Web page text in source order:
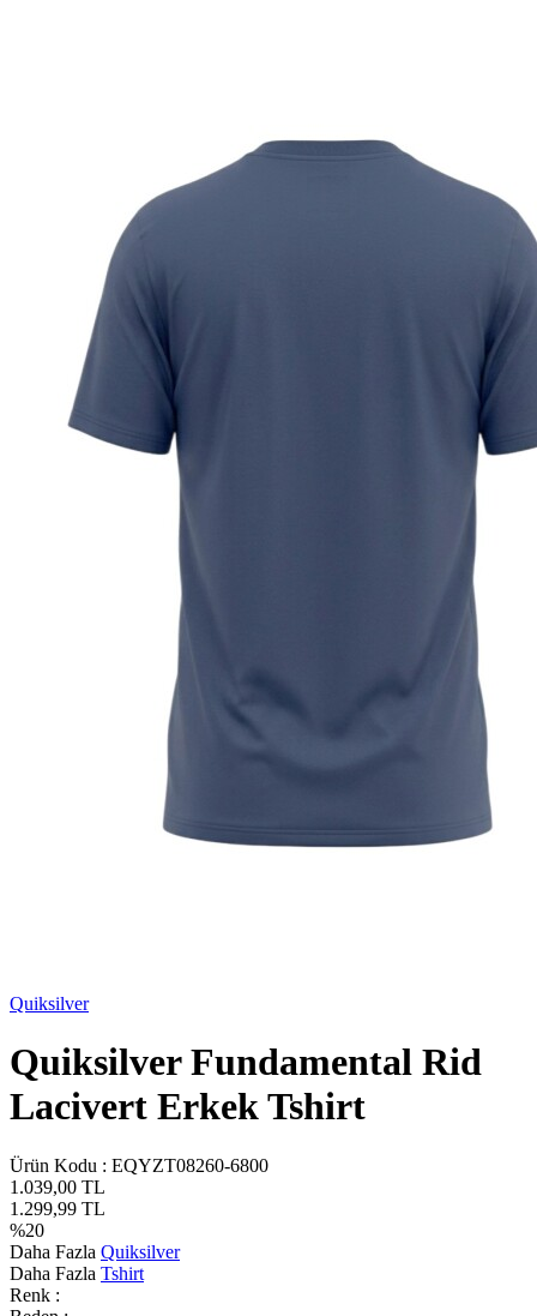
Quiksilver
Quiksilver Fundamental Rid
Lacivert Erkek Tshirt
Ürün Kodu : EQYZT08260-6800
1.039,00 TL
1.299,99 TL
%20
Daha Fazla Quiksilver
Daha Fazla Tshirt
Renk :